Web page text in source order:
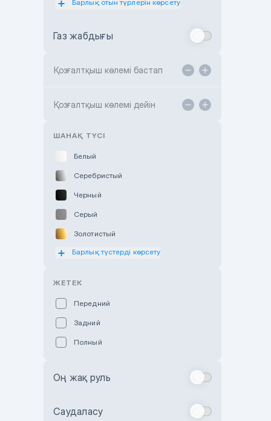
Toyota Astana
TANK Motors Karaganda
Барлық отын түрлерін көрсету
Газ жабдығы
Қозғалтқыш көлемі бастап
Қозғалтқыш көлемі дейін
ШАНАҚ ТҮСІ
Белый
Серебристый
Черный
Серый
Золотистый
Оранжевый
Зеленый
Барлық түстерді көрсету
ЖЕТЕК
Передний
Задний
Полный
Оң жақ руль
Саудаласу